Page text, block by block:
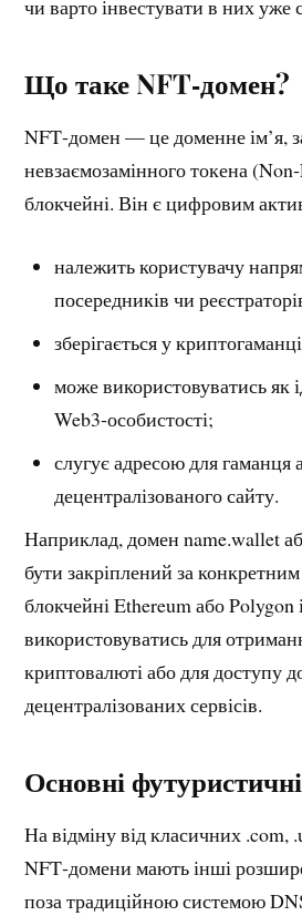
чи варто інвестувати в них уже
Що таке NFT‑домен?
NFT‑домен — це доменне ім’я,
невзаємозамінного токена
блокчейні. Він є цифровим
належить користувачу
посередників чи
зберігається у
може використовуватись як
Web3‑особистості;
слугує адресою для гаманця
децентралізованого сайту.
Наприклад, домен name.wallet
бути закріплений за
блокчейні Ethereum або Polygon і
використовуватись для
криптовалюті або для доступу
децентралізованих сервісів.
Основні
На відміну від класичних .com,
NFT‑домени мають інші
поза традиційною системою